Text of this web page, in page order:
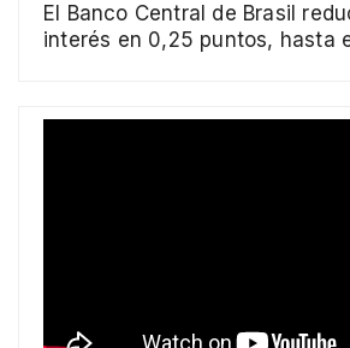
El Banco Central de Brasil
interés en 0,25 puntos, hasta